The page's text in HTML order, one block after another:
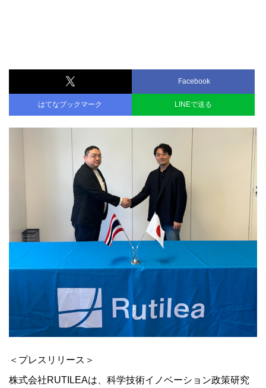
Facebook
はてなブックマーク LINEで送る
＜プレスリリース＞
株式会社RUTILEAは、科学技術イノベーション政策研究